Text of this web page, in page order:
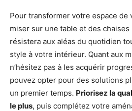
Pour transformer votre espace de
miser sur une table et des
résistera aux aléas du quotidien
style à votre intérieur. Quant aux
n’hésitez pas à les acquérir
pouvez opter pour des solutions
un premier temps. Priorisez la
le plus, puis complétez votre